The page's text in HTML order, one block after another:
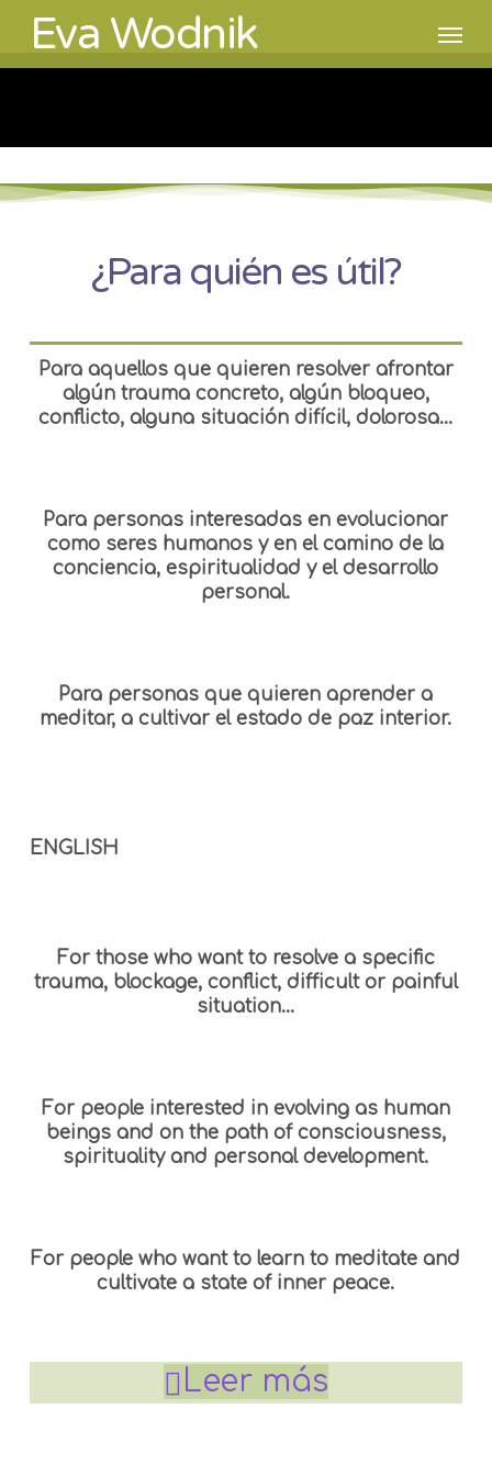
main
content
Eva Wodnik
¿Para quién es útil?
Para aquellos que quieren resolver afrontar
algún trauma concreto, algún bloqueo,
conflicto, alguna situación difícil, dolorosa…
Para personas interesadas en evolucionar
como seres humanos y en el camino de la
conciencia, espiritualidad y el desarrollo
personal.
Para personas que quieren aprender a
meditar, a cultivar el estado de paz interior.
ENGLISH
For those who want to resolve a specific
trauma, blockage, conflict, difficult or painful
situation…
For people interested in evolving as human
beings and on the path of consciousness,
spirituality and personal development.
For people who want to learn to meditate and
cultivate a state of inner peace.
Leer más